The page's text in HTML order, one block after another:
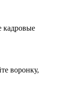
кадровые
воронку,